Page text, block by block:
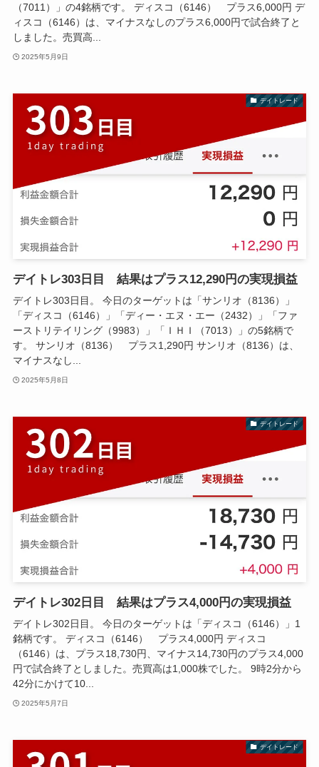
（7011）」の4銘柄です。 ディスコ（6146） プラス6,000円 デ
ィスコ（6146）は、マイナスなしのプラス6,000円で試合終了と
しました。売買高...
2025年5月9日
デイトレード
デイトレ303日目 結果はプラス12,290円の実現損益
デイトレ303日目。 今日のターゲットは「サンリオ（8136）」
「ディスコ（6146）」「ディー・エヌ・エー（2432）」「ファ
ーストリテイリング（9983）」「ＩＨＩ（7013）」の5銘柄で
す。 サンリオ（8136） プラス1,290円 サンリオ（8136）は、
マイナスなし...
2025年5月8日
デイトレード
デイトレ302日目 結果はプラス4,000円の実現損益
デイトレ302日目。 今日のターゲットは「ディスコ（6146）」1
銘柄です。 ディスコ（6146） プラス4,000円 ディスコ
（6146）は、プラス18,730円、マイナス14,730円のプラス4,000
円で試合終了としました。売買高は1,000株でした。 9時2分から
42分にかけて10...
2025年5月7日
デイトレード